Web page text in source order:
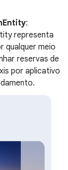
:
representa
qualquer meio
reservas de
por aplicativo